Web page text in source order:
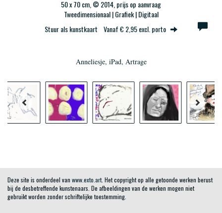
50 x 70 cm, © 2014, prijs op aanvraag
Tweedimensionaal | Grafiek | Digitaal
Stuur als kunstkaart Vanaf € 2,95 excl. porto
Anneliesje, iPad, Artrage
Deze site is onderdeel van www.exto.art. Het copyright op alle getoonde werken berust
bij de desbetreffende kunstenaars. De afbeeldingen van de werken mogen niet
gebruikt worden zonder schriftelijke toestemming.